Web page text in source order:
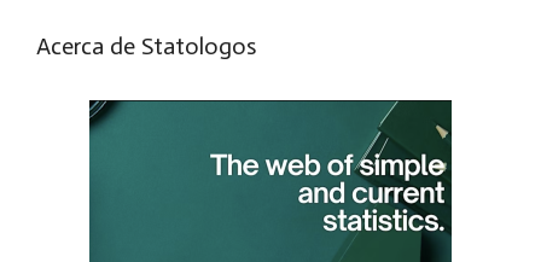
Acerca de Statologos